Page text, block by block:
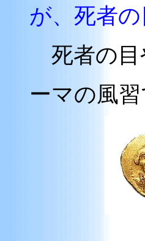
が、死者
死者の目
ーマの風習